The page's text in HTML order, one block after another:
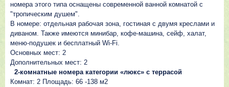
номера этого типа оснащены современной ванной комнатой с
"тропическим душем".
В номере: отдельная рабочая зона, гостиная с двумя креслами и
диваном. Также имеются минибар, кофе-машина, сейф, халат,
меню-подушек и бесплатный Wi-Fi.
Основных мест: 2
Дополнительных мест: 2
2-комнатные номера категории «люкс» с террасой
Комнат: 2 Площадь: 66 -138 м2